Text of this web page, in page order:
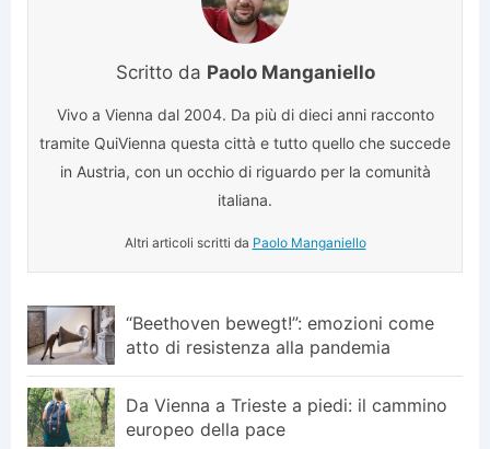
Scritto da Paolo Manganiello
Vivo a Vienna dal 2004. Da più di dieci anni racconto
tramite QuiVienna questa città e tutto quello che succede
in Austria, con un occhio di riguardo per la comunità
italiana.
Altri articoli scritti da Paolo Manganiello
“Beethoven bewegt!”: emozioni come
atto di resistenza alla pandemia
Da Vienna a Trieste a piedi: il cammino
europeo della pace